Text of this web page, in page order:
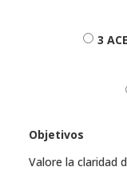
3
Objetivos
Valore la claridad